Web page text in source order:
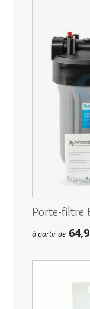
Porte-filtre
à partir de